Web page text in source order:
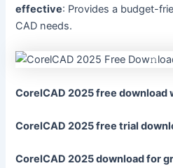
effective: Provides a budget-
CAD needs.
CorelCAD 2025 free download
CorelCAD 2025 free trial
CorelCAD 2025 download for